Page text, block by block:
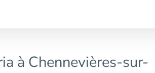
à Chennevières-sur-